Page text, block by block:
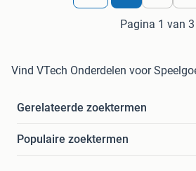
Pagina 1 van 3
Vind VTech Onderdelen voor
Gerelateerde zoektermen
Populaire zoektermen